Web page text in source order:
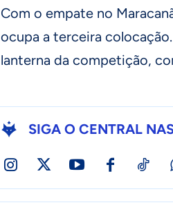
Com o empate no
ocupa a terceira
lanterna da competição,
SIGA O CENTRAL